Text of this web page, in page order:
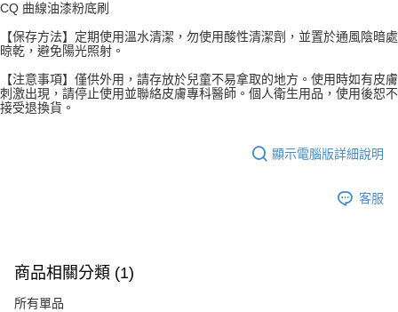
CQ 曲線油漆粉底刷
【保存方法】定期使用溫水清潔，勿使用酸性清潔劑，並置於通風陰暗處
晾乾，避免陽光照射。
【注意事項】僅供外用，請存放於兒童不易拿取的地方。使用時如有皮膚
刺激出現，請停止使用並聯絡皮膚專科醫師。個人衛生用品，使用後恕不
接受退換貨。
顯示電腦版詳細說明
客服
商品相關分類 (1)
所有單品